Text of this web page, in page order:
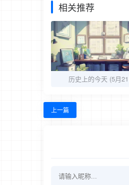
相关推荐
历史上的今天 (5月
上一篇